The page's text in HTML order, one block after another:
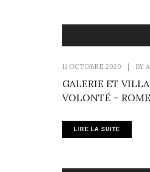
11 OCTOBRE 2020 BY
GALERIE ET
VOLONTÉ –
LIRE LA SUITE